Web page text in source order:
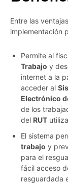
Entre las
implementación
Permite al
Trabajo y
internet a la
acceder al
Electrónico
de los
del RUT
El sistema
trabajo y
para el
fácil acceso
resguardada